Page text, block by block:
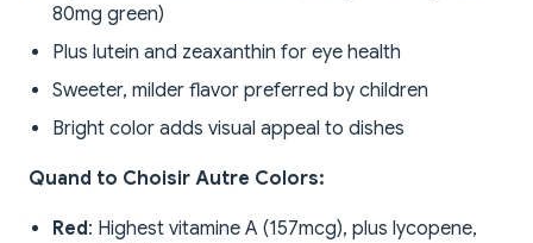
80mg green)
Plus lutein and zeaxanthin for eye health
Sweeter, milder flavor preferred by children
Bright color adds visual appeal to dishes
Quand to Choisir Autre Colors:
Red: Highest vitamine A (157mcg), plus lycopene,